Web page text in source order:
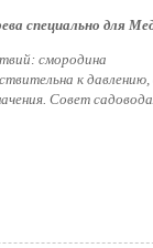
специально для
смородина
к
Совет